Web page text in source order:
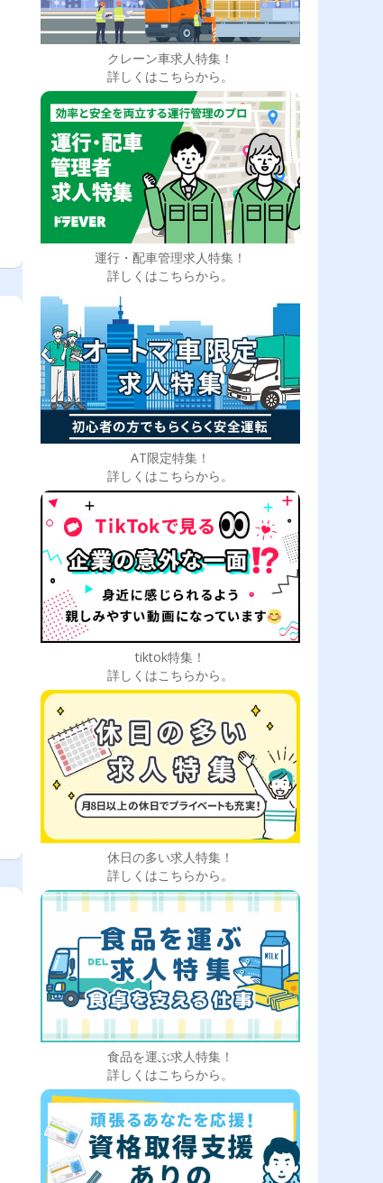
クレーン車求人特集！
詳しくはこちらから。
運行・配車管理求人特集！
詳しくはこちらから。
AT限定特集！
詳しくはこちらから。
tiktok特集！
詳しくはこちらから。
休日の多い求人特集！
詳しくはこちらから。
食品を運ぶ求人特集！
詳しくはこちらから。